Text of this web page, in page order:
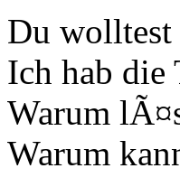
Du wolltest
Ich hab die
Warum
Warum